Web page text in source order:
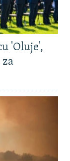
'Oluje',